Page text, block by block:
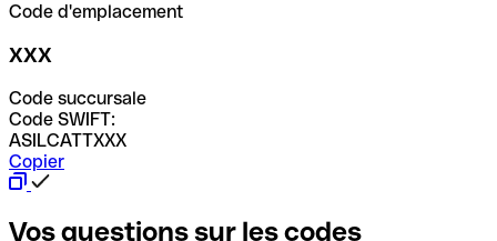
Code d'emplacement
XXX
Code succursale
Code SWIFT:
ASILCATTXXX
Copier
Vos questions sur les codes